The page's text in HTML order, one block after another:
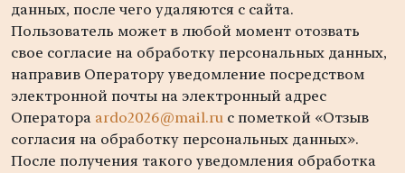
данных, после чего удаляются с сайта.
Пользователь может в любой момент отозвать
свое согласие на обработку персональных данных,
направив Оператору уведомление посредством
электронной почты на электронный адрес
Оператора ardo2026@mail.ru с пометкой «Отзыв
согласия на обработку персональных данных».
После получения такого уведомления обработка